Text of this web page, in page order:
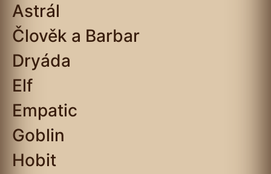
Astrál
Člověk a Barbar
Dryáda
Elf
Empatic
Goblin
Hobit